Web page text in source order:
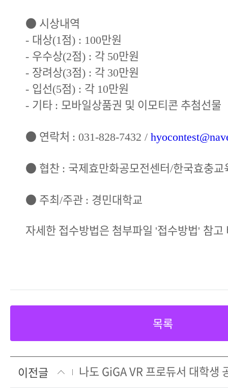
● 시상내역
- 대상(1점) : 100만원
- 우수상(2점) : 각 50만원
- 장려상(3점) : 각 30만원
- 입선(5점) : 각 10만원
- 기타 : 모바일상품권 및 이모티콘 추첨선물
● 연락처 : 031-828-7432 /
● 협찬 : 국제효만화공모전센터/한국효충
● 주최/주관 : 경민대학교
자세한 접수방법은 첨부파일 '접수방법' 참고
목록
이전글